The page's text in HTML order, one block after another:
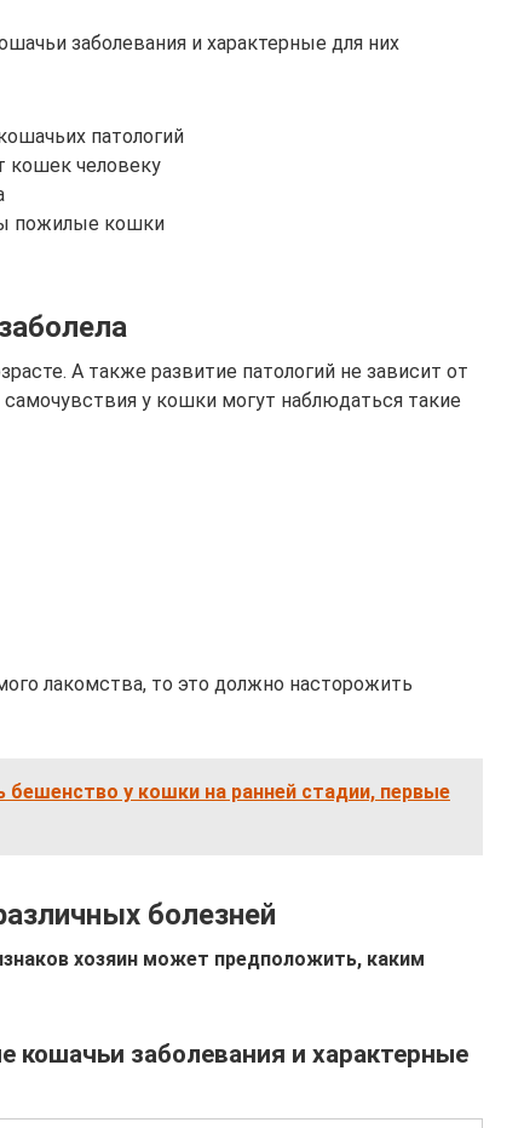
заболевания и характерные для них
патологий
кошек человеку
пожилые кошки
А также развитие патологий не зависит от
у кошки могут наблюдаться такие
лакомства, то это должно насторожить
бешенство у кошки на ранней стадии, первые
болезней
хозяин может предположить, каким
кошачьи заболевания и характерные